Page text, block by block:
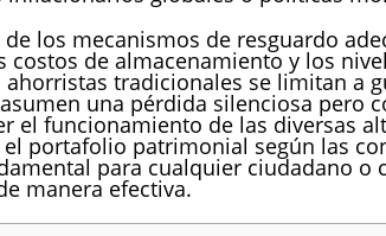
de los mecanismos de resguardo
costos de almacenamiento y los
ahorristas tradicionales se limitan a
una pérdida silenciosa pero
el funcionamiento de las diversas
portafolio patrimonial según las
para cualquier ciudadano
manera efectiva.